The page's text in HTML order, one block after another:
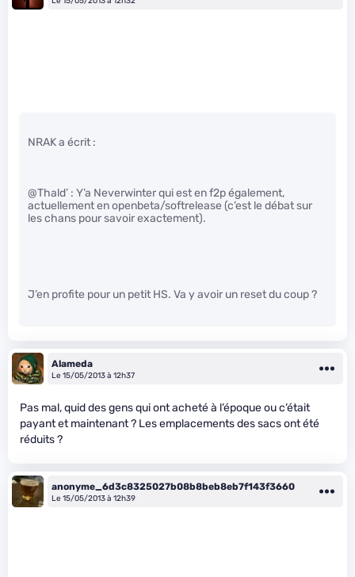
NRAK a écrit :
@Thald’ : Y’a Neverwinter qui est en f2p également,
actuellement en openbeta/softrelease (c’est le débat sur
les chans pour savoir exactement).
J’en profite pour un petit HS. Va y avoir un reset du coup ?
Alameda
Le 15/05/2013 à 12h37
Pas mal, quid des gens qui ont acheté à l’époque ou c’était
payant et maintenant ? Les emplacements des sacs ont été
réduits ?
anonyme_6d3c8325027b08b8beb8eb7f143f3660
Le 15/05/2013 à 12h39